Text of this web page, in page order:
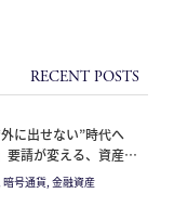
に出せない”時代へ
請が変える、資産防
号通貨, 金融資産